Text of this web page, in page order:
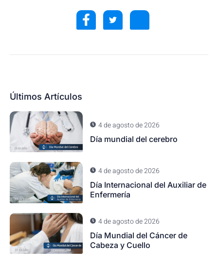
Últimos Artículos
4 de agosto de 2026
Día mundial del cerebro
4 de agosto de 2026
Día Internacional del Auxiliar de
Enfermería
4 de agosto de 2026
Día Mundial del Cáncer de
Cabeza y Cuello